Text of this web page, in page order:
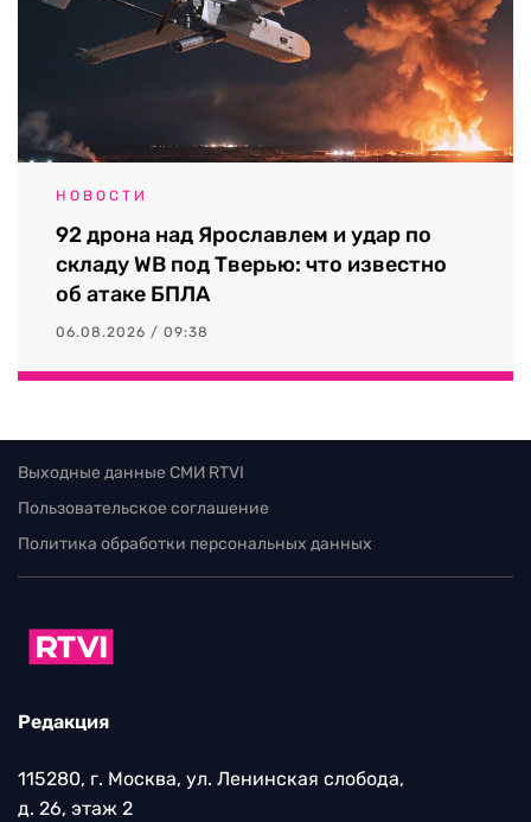
НОВОСТИ
92 дрона над Ярославлем и удар по
складу WB под Тверью: что известно
об атаке БПЛА
06.08.2026 / 09:38
Выходные данные СМИ RTVI
Пользовательское соглашение
Политика обработки персональных данных
Редакция
115280, г. Москва, ул. Ленинская слобода,
д. 26, этаж 2